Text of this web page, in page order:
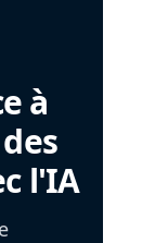
à
l'IA